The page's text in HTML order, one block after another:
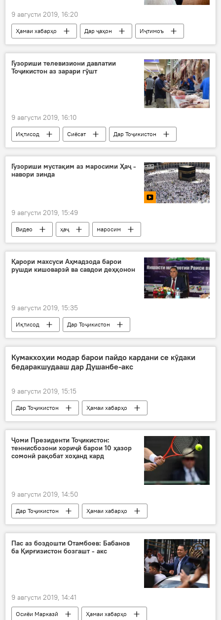
9 августи 2019, 16:20
Ҳамаи хабарҳо Дар ҷаҳон
Иҷтимоъ
Осиёи Марказӣ
Ӯзбекистон
бисёрзанӣ
Гузориши телевизиони давлатии
Тоҷикистон аз зарари гӯшт
9 августи 2019, 16:10
Иқтисод Сиёсат
Дар Тоҷикистон
нарх
гӯшт
воридоти гӯшт
Гузориши мустақим аз маросими Ҳаҷ -
навори зинда
9 августи 2019, 15:49
Видео ҳаҷ
маросим
Арабистони Саудӣ
Дар Тоҷикистон
Қарори махсуси Аҳмадзода барои
рушди кишоварзӣ ва савдои деҳқонон
9 августи 2019, 15:35
Иқтисод
Дар Тоҷикистон
кишоварзӣ
Вазорати кишоварзӣ
деҳқони тоҷик
савдо
Кумакхоҳии модар барои пайдо кардани се кӯдаки
бедаракшудааш дар Душанбе-акс
9 августи 2019, 15:15
Дар Тоҷикистон
Ҳамаи хабарҳо
Рӯйдод, ҷиноят ва ҳолатҳои фавқулода
Душанбе
кӯдак
бедарак шудан
кӯмакхоҳӣ
Ҷоми Президенти Тоҷикистон:
теннисбозони хориҷӣ барои 10 ҳазор
сомонӣ рақобат хоҳанд кард
9 августи 2019, 14:50
Дар Тоҷикистон
Ҳамаи хабарҳо
Навигариҳои варзиши Тоҷикистон
ҷоми президент
Ҷоми президент Тоҷикистон
Пас аз боздошти Отамбоев: Бабанов
ба Қирғизистон бозгашт - акс
9 августи 2019, 14:41
Осиёи Марказӣ
Ҳамаи хабарҳо